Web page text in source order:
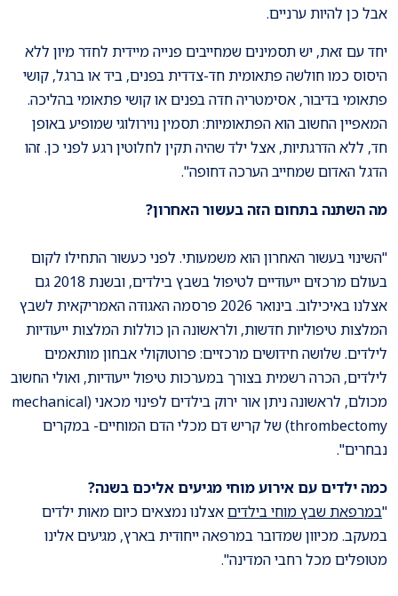
אבל כן להיות ערניים.
יחד עם זאת, יש תסמינים שמחייבים פנייה מיידית לחדר מיון ללא
היסוס כמו חולשה פתאומית חד-צדדית בפנים, ביד או ברגל, קושי
פתאומי בדיבור, אסימטריה חדה בפנים או קושי פתאומי בהליכה.
המאפיין החשוב הוא הפתאומיות: תסמין נוירולוגי שמופיע באופן
חד, ללא הדרגתיות, אצל ילד שהיה תקין לחלוטין רגע לפני כן. זהו
הדגל האדום שמחייב הערכה דחופה".
מה השתנה בתחום הזה בעשור האחרון?
"השינוי בעשור האחרון הוא משמעותי. לפני כעשור התחילו לקום
בעולם מרכזים ייעודיים לטיפול בשבץ בילדים, ובשנת 2018 גם
אצלנו באיכילוב. בינואר 2026 פרסמה האגודה האמריקאית לשבץ
המלצות טיפוליות חדשות, ולראשונה הן כוללות המלצות ייעודיות
לילדים. שלושה חידושים מרכזיים: פרוטוקולי אבחון מותאמים
לילדים, הכרה רשמית בצורך במערכות טיפול ייעודיות, ואולי החשוב
מכולם, לראשונה ניתן אור ירוק בילדים לפינוי מכאני (mechanical
thrombectomy) של קריש דם מכלי הדם המוחיים- במקרים
נבחרים".
כמה ילדים עם אירוע מוחי מגיעים אליכם בשנה?
"במרפאת שבץ מוחי בילדיםאצלנו נמצאים כיום מאות ילדים
במעקב. מכיוון שמדובר במרפאה ייחודית בארץ, מגיעים אלינו
מטופלים מכל רחבי המדינה".